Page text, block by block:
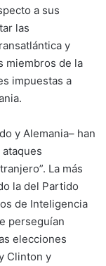
a sus
las
y
miembros de la
impuestas a
y Alemania– han
La más
la del Partido
de Inteligencia
perseguían
elecciones
Clinton y